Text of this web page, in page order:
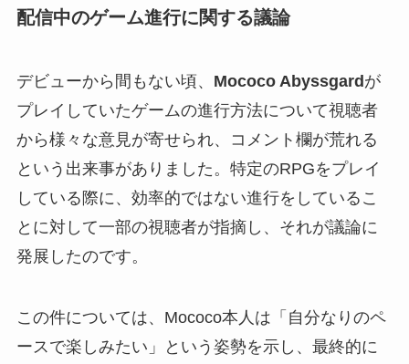
配信中のゲーム進行に関する議論
デビューから間もない頃、 Mococo Abyssgardが
プレイしていたゲームの進行方法について視聴者
から様々な意見が寄せられ、コメント欄が荒れる
という出来事がありました。特定のRPGをプレイ
している際に、効率的ではない進行をしているこ
とに対して一部の視聴者が指摘し、それが議論に
発展したのです。
この件については、Mococo本人は「自分なりのペ
ースで楽しみたい」という姿勢を示し、最終的に